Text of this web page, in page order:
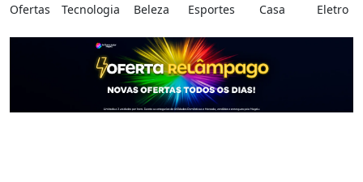
Ofertas Tecnologia Beleza Esportes Casa Eletro